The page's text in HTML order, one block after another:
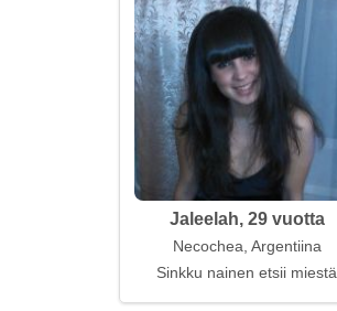
Jaleelah, 29 vuotta
Necochea, Argentiina
Sinkku nainen etsii miestä